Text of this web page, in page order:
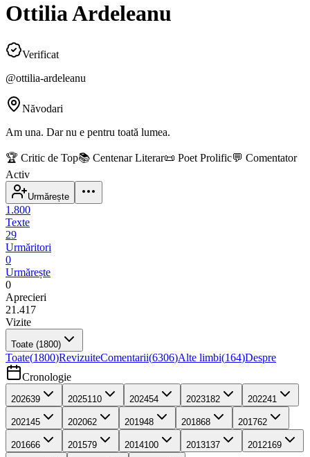
Ottilia Ardeleanu
Verificat
@ottilia-ardeleanu
Năvodari
Am una. Dar nu e pentru toată lumea.
🏆 Critic de Top📚 Centenar Literar📜 Poet Prolific💬 Comentator
Activ
Urmărește
1.800
Texte
29
Urmăritori
0
Urmărește
0
Aprecieri
21.417
Vizite
Toate (1800)
Toate(1800)RevizuiteComentarii(6306)Alte limbi(164)Despre
Cronologie
202639 2025110 202454 2023182 202241
2021 45 202062 201948 201868 201762
201666 201579 2014100 2013137 2012169